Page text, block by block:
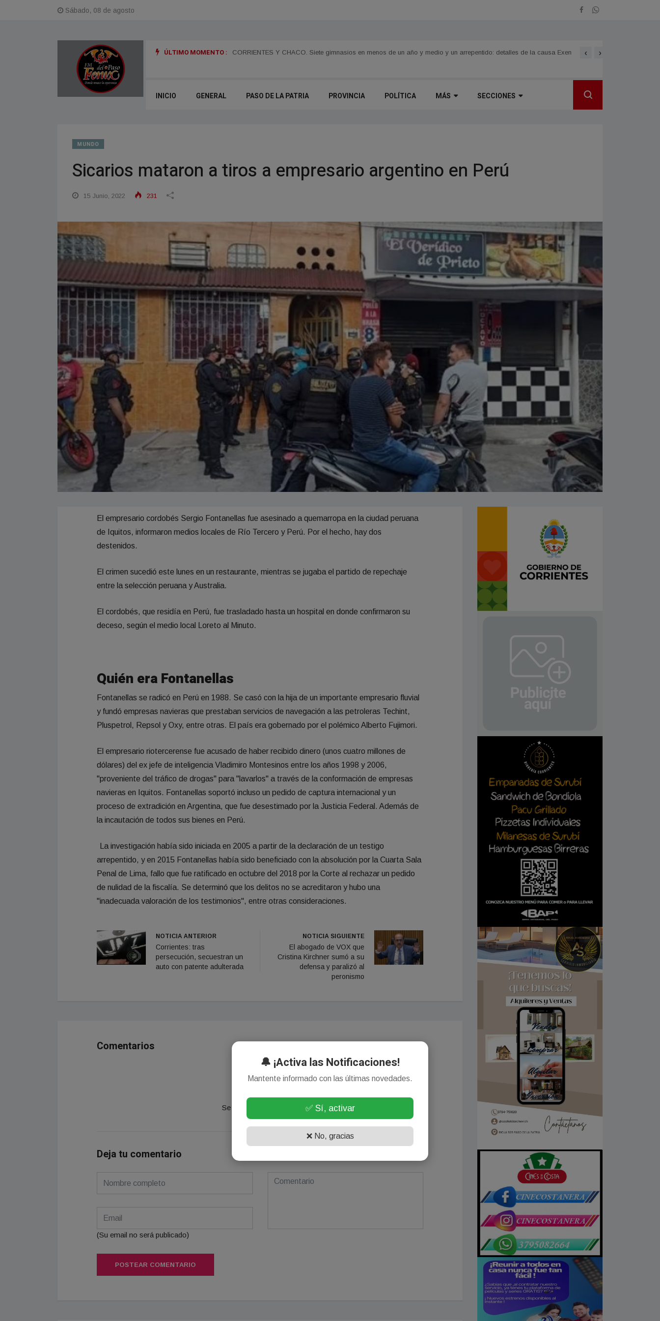
Sábado, 08 de agosto
ÚLTIMO MOMENTO :
en menos de un año y medio y un arrepentido: detalles de la causa Exen Juan Pablo Valdés impulsará una tarifa eléctrica diferenciada para el Norte Grande LOMAS DE VALLEJO
‹ ›
INICIO GENERAL PASO DE LA PATRIA PROVINCIA POLÍTICA MÁS SECCIONES
MUNDO
Sicarios mataron a tiros a empresario argentino en Perú
15 Junio, 2022 231
El empresario cordobés Sergio Fontanellas fue asesinado a quemarropa en la ciudad peruana
de Iquitos, informaron medios locales de Río Tercero y Perú. Por el hecho, hay dos
destenidos.
El crimen sucedió este lunes en un restaurante, mientras se jugaba el partido de repechaje
entre la selección peruana y Australia.
El cordobés, que residía en Perú, fue trasladado hasta un hospital en donde confirmaron su
deceso, según el medio local Loreto al Minuto.
Quién era Fontanellas
Fontanellas se radicó en Perú en 1988. Se casó con la hija de un importante empresario fluvial
y fundó empresas navieras que prestaban servicios de navegación a las petroleras Techint,
Pluspetrol, Repsol y Oxy, entre otras. El país era gobernado por el polémico Alberto Fujimori.
El empresario riotercerense fue acusado de haber recibido dinero (unos cuatro millones de
dólares) del ex jefe de inteligencia Vladimiro Montesinos entre los años 1998 y 2006,
"proveniente del tráfico de drogas" para "lavarlos" a través de la conformación de empresas
navieras en Iquitos. Fontanellas soportó incluso un pedido de captura internacional y un
proceso de extradición en Argentina, que fue desestimado por la Justicia Federal. Además de
la incautación de todos sus bienes en Perú.
La investigación había sido iniciada en 2005 a partir de la declaración de un testigo
arrepentido, y en 2015 Fontanellas había sido beneficiado con la absolución por la Cuarta Sala
Penal de Lima, fallo que fue ratificado en octubre del 2018 por la Corte al rechazar un pedido
de nulidad de la fiscalía. Se determinó que los delitos no se acreditaron y hubo una
"inadecuada valoración de los testimonios", entre otras consideraciones.
NOTICIA ANTERIOR
Corrientes: tras
persecución, secuestran un
auto con patente adulterada
NOTICIA SIGUIENTE
El abogado de VOX que
Cristina Kirchner sumó a su
defensa y paralizó al
peronismo
Comentarios
Se el primero en comentar este artículo.
Deja tu comentario
(Su email no será publicado)
POSTEAR COMENTARIO
🔔 ¡Activa las Notificaciones!
Mantente informado con las últimas novedades.
✅ Sí, activar
❌ No, gracias